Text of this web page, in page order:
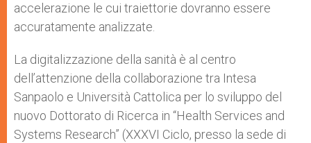
accelerazione le cui traiettorie dovranno essere
accuratamente analizzate.
La digitalizzazione della sanità è al centro
dell’attenzione della collaborazione tra Intesa
Sanpaolo e Università Cattolica per lo sviluppo del
nuovo Dottorato di Ricerca in “Health Services and
Systems Research” (XXXVI Ciclo, presso la sede di